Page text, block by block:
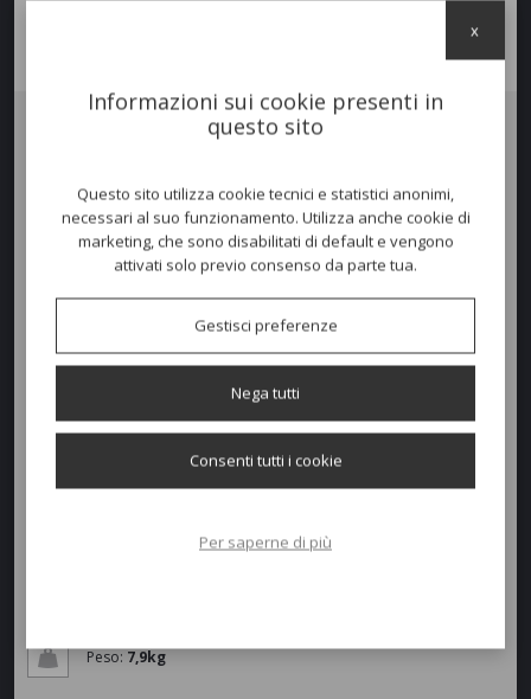
verniciato, effetto cromato, ottone anticato e laccato oro. Braccioli in
frassino.
52cm
Peso: 7,9kg
Informazioni sui cookie presenti in
questo sito
Questo sito utilizza cookie tecnici e statistici anonimi,
necessari al suo funzionamento. Utilizza anche cookie di
marketing, che sono disabilitati di default e vengono
attivati solo previo consenso da parte tua.
Gestisci preferenze
Nega tutti
Consenti tutti i cookie
Per saperne di più
x